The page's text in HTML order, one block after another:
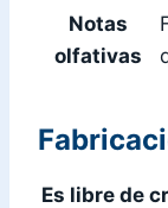
Notas
olfativas
Es libre de